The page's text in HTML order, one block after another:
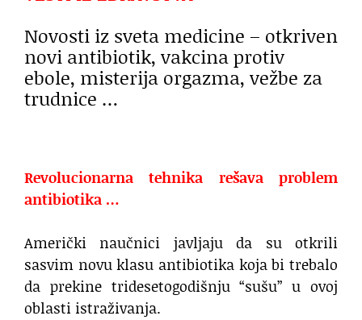
Novosti iz sveta medicine – otkriven
novi antibiotik, vakcina protiv
ebole, misterija orgazma, vežbe za
trudnice …
Revolucionarna tehnika rešava problem
antibiotika …
Američki naučnici javljaju da su otkrili
sasvim novu klasu antibiotika koja bi trebalo
da prekine tridesetogodišnju “sušu” u ovoj
oblasti istraživanja.